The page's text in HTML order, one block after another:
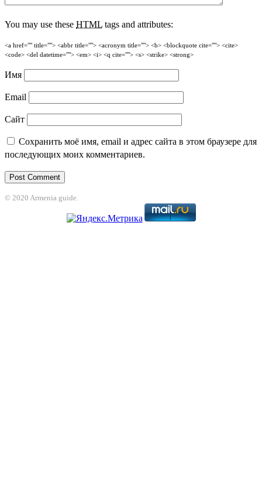
You may use these HTML tags and attributes:
<a href="" title=""> <abbr title=""> <acronym title=""> <b> <blockquote cite=""> <cite>
<code> <del datetime=""> <em> <i> <q cite=""> <s> <strike> <strong>
Имя
Email
Сайт
Сохранить моё имя, email и адрес сайта в этом браузере для
последующих моих комментариев.
© 2020 Armenia guide.